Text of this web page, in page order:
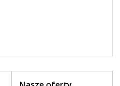
pasy, ciemny
magazynie przez
okres gwarancji posiadamy